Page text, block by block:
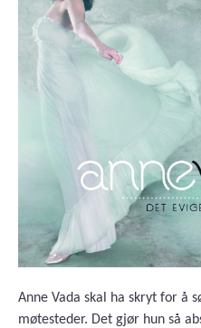
Anne Vada skal ha skryt for å
møtesteder. Det gjør hun så